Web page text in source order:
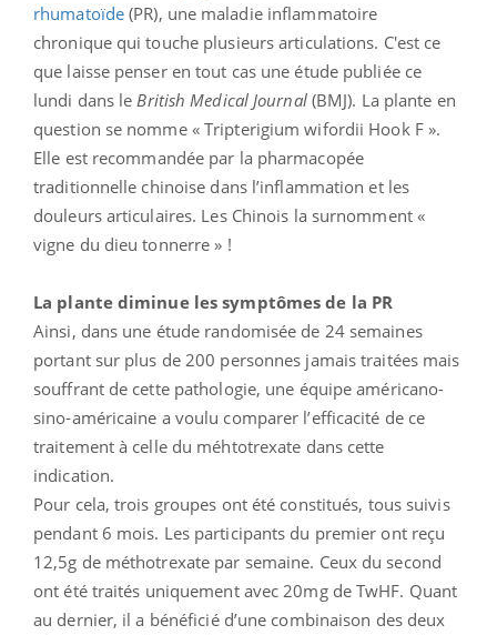
rhumatoïde (PR), une maladie inflammatoire
chronique qui touche plusieurs articulations. C'est ce
que laisse penser en tout cas une étude publiée ce
lundi dans le British Medical Journal(BMJ). La plante en
question se nomme « Tripterigium wifordii Hook F ».
Elle est recommandée par la pharmacopée
traditionnelle chinoise dans l’inflammation et les
douleurs articulaires. Les Chinois la surnomment «
vigne du dieu tonnerre » !
La plante diminue les symptômes de la PR
Ainsi, dans une étude randomisée de 24 semaines
portant sur plus de 200 personnes jamais traitées mais
souffrant de cette pathologie, une équipe américano-
sino-américaine a voulu comparer l’efficacité de ce
traitement à celle du méhtotrexate dans cette
indication.
Pour cela, trois groupes ont été constitués, tous suivis
pendant 6 mois. Les participants du premier ont reçu
12,5g de méthotrexate par semaine. Ceux du second
ont été traités uniquement avec 20mg de TwHF. Quant
au dernier, il a bénéficié d’une combinaison des deux